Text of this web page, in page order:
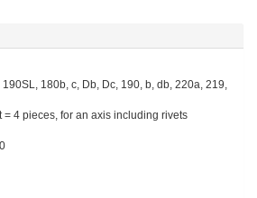
180b, c, Db, Dc, 190, b, db, 220a, 219,
= 4 pieces, for an axis including rivets